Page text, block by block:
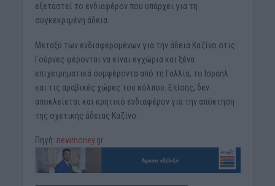
εξεταστεί το ενδιαφέρον που υπάρχει για τη
συγκεκριμένη άδεια.
Μεταξύ των ενδιαφερομένων για την άδεια Καζίνο στις
Γούρνες φέρονται να είναι εγχώρια και ξένα
επιχειρηματικά συμφέροντα από τη Γαλλία, το Ισραήλ
και τις αραβικές χώρες του κόλπου. Επίσης, δεν
αποκλείεται και κρητικό ενδιαφέρον για την απόκτηση
της σχετικής άδειας Καζίνο.
Πηγή: newmoney.gr